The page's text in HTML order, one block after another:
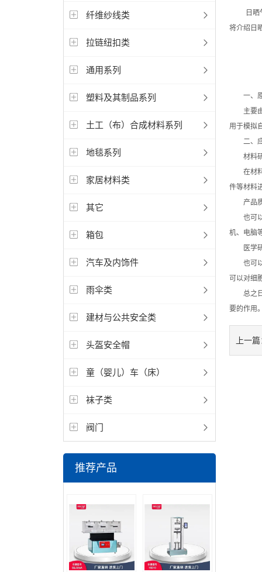
纤维纱线类
拉链纽扣类
通用系列
塑料及其制品系列
土工（布）合成材料系列
地毯系列
家居材料类
其它
箱包
汽车及内饰件
雨伞类
建材与公共安全类
头盔安全帽
童（婴儿）车（床）
袜子类
阀门
推荐产品
日晒气
将介绍日
一、
主要由
用于模拟
二、
材料研
在材料
件等材料
产品质
也可以
机、电脑
医学研
也可以
可以对细
总之日
要的作用
上一